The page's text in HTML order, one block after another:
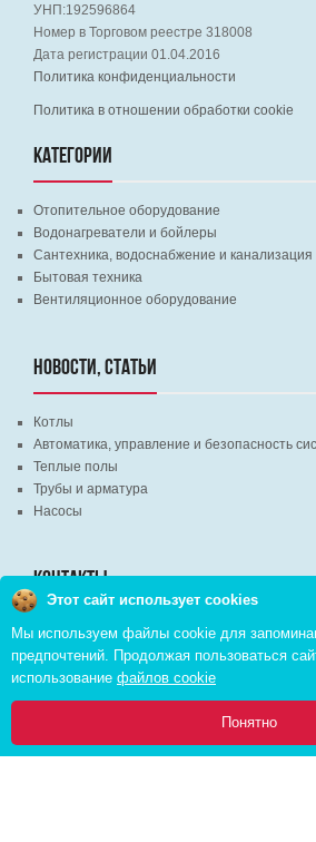
Главная Каталог Инфо
УНП:192596864
Номер в Торговом реестре 318008
Дата регистрации 01.04.2016
Политика конфиденциальности
Политика в отношении обработки cookie
КАТЕГОРИИ
Отопительное оборудование
Водонагреватели и бойлеры
Сантехника, водоснабжение и канализация
Бытовая техника
Вентиляционное оборудование
НОВОСТИ, СТАТЬИ
Котлы
Автоматика, управление и безопасность
Теплые полы
Трубы и арматура
Насосы
КОНТАКТЫ
г. Минск, ВЦ "Экспобел", строительный
г. Минск, ул. М. Лынькова, д. 35, пом. 199
+375 (29) 110-46-46 (А1)
+375 (29) 373-90-16 (A1)
Этот сайт использует cookies
Мы используем файлы cookie для
предпочтений. Продолжая пользоваться
использование файлов cookie
Понятно